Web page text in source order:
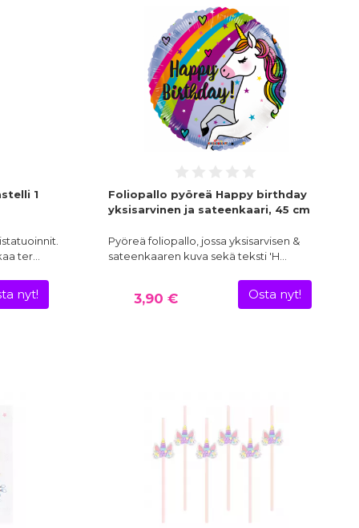
1
ter…
nyt!
Foliopallo pyöreä Happy birthday
yksisarvinen ja sateenkaari, 45 cm
Pyöreä foliopallo, jossa yksisarvisen &
sateenkaaren kuva sekä teksti 'H…
3,90 € Osta nyt!